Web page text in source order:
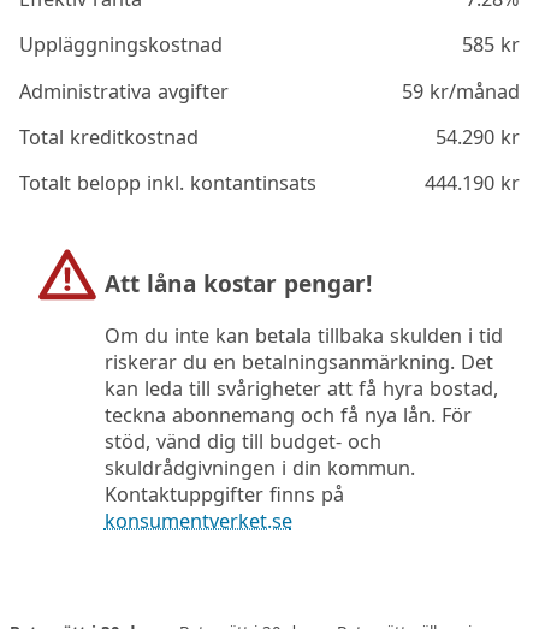
Uppläggningskostnad
585kr
Administrativa avgifter
59kr/månad
Total kreditkostnad
54.290kr
Totalt belopp inkl. kontantinsats
444.190kr
Att låna kostar pengar!
Om du inte kan betala tillbaka skulden i tid
riskerar du en betalningsanmärkning. Det
kan leda till svårigheter att få hyra bostad,
teckna abonnemang och få nya lån. För
stöd, vänd dig till budget- och
skuldrådgivningen i din kommun.
Kontaktuppgifter finns på
konsumentverket.se